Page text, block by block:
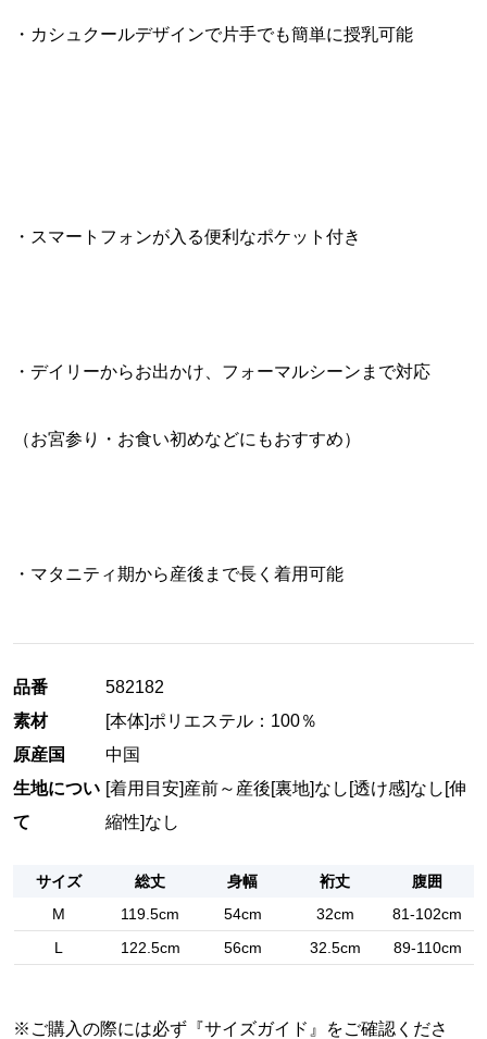
・カシュクールデザインで片手でも簡単に授乳可能
・スマートフォンが入る便利なポケット付き
・デイリーからお出かけ、フォーマルシーンまで対応
（お宮参り・お食い初めなどにもおすすめ）
・マタニティ期から産後まで長く着用可能
品番
582182
素材
[本体]ポリエステル：100％
原産国
中国
生地につい
て
[着用目安]産前～産後[裏地]なし [透け感]なし [伸
縮性]なし
サイズ 総丈 身幅 裄丈
腹囲
M
119.5cm 54cm 32cm
81-102cm
L
122.5cm 56cm 32.5cm 89-110cm
※ご購入の際には必ず『サイズガイド 』をご確認くださ